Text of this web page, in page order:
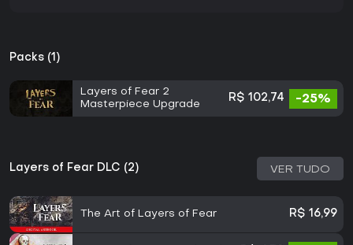
Packs (1)
Layers of Fear 2
Masterpiece Upgrade
R$ 102,74 -25%
Layers of Fear DLC (2) VER TUDO
The Art of Layers of Fear R$ 16,99